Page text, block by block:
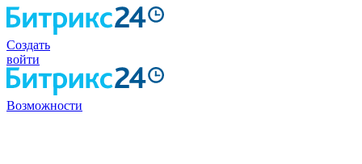
Создать
войти
Возможности